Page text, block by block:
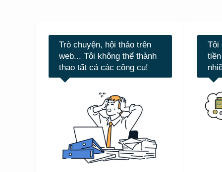
Trò chuyện, hội thảo trên
web... Tôi không thể thành
thạo tất cả các công cụ!
Tôi